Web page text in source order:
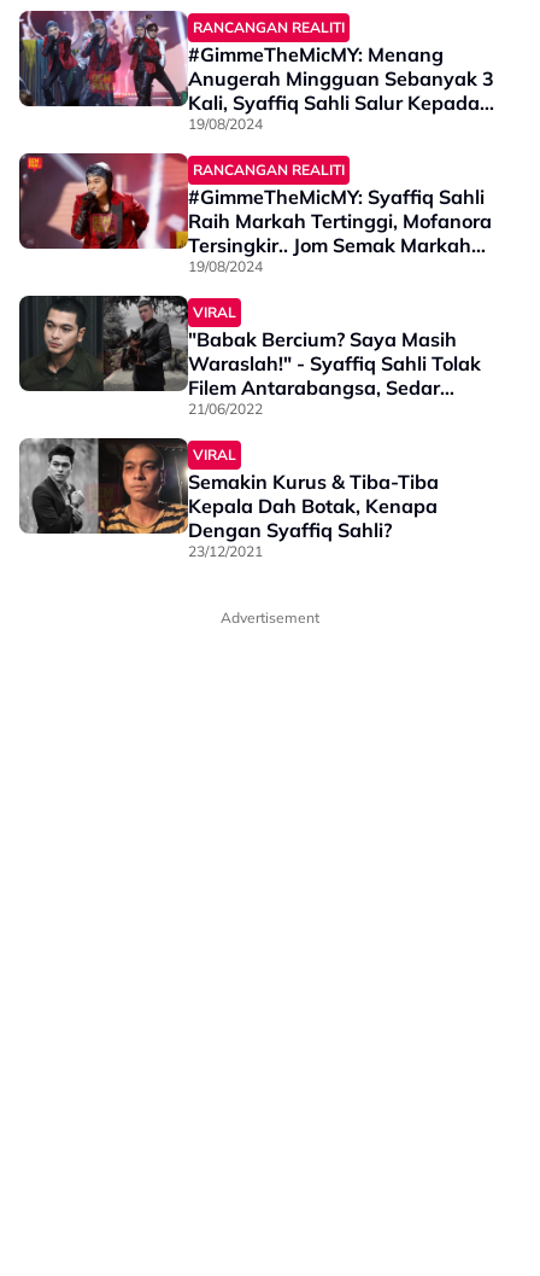
RANCANGAN REALITI
#GimmeTheMicMY: Menang
Anugerah Mingguan Sebanyak 3
Kali, Syaffiq Sahli Salur Kepada
Anak Yatim – “Saya Cuma Ambil
Saja”
19/08/2024
RANCANGAN REALITI
#GimmeTheMicMY: Syaffiq Sahli
Raih Markah Tertinggi, Mofanora
Tersingkir.. Jom Semak Markah
Penuh Minggu Keempat Semua
Peserta
19/08/2024
VIRAL
"Babak Bercium? Saya Masih
Waraslah!" - Syaffiq Sahli Tolak
Filem Antarabangsa, Sedar
Hukum Syarak
21/06/2022
VIRAL
Semakin Kurus & Tiba-Tiba
Kepala Dah Botak, Kenapa
Dengan Syaffiq Sahli?
23/12/2021
Advertisement